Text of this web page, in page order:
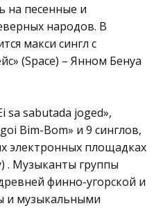
на песенные и
народов. В
макси сингл с
(Space) – Янном Бенуа
sa sabutada joged»,
Bim-Bom» и 9 синглов,
электронных площадках
. Музыканты группы
финно-угорской и
и музыкальными